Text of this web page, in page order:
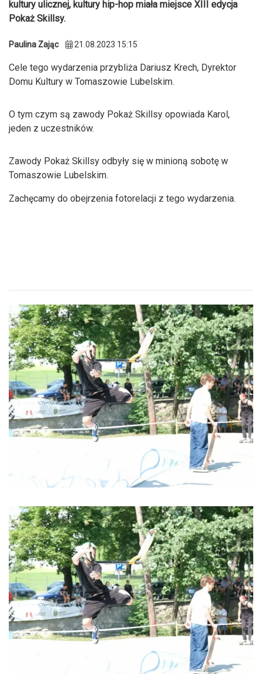
kultury ulicznej, kultury hip-hop miała miejsce XIII edycja
Pokaż Skillsy.
Paulina Zając 21.08.2023 15:15
Cele tego wydarzenia przybliża Dariusz Krech, Dyrektor
Domu Kultury w Tomaszowie Lubelskim.
O tym czym są zawody Pokaż Skillsy opowiada Karol,
jeden z uczestników.
Zawody Pokaż Skillsy odbyły się w minioną sobotę w
Tomaszowie Lubelskim.
Zachęcamy do obejrzenia fotorelacji z tego wydarzenia.